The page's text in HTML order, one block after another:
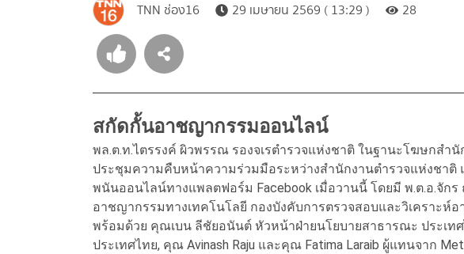
TNN ช่อง16 29 เมษายน 2569 ( 13:29 ) 28
สกัดกั้นอาชญากรรมออนไลน์
พล.ต.ท.ไตรรงค์ ผิวพรรณ รองจเรตำรวจแห่งชาติ ในฐานะโฆษกสำนั
ประชุมความคืบหน้าความร่วมมือระหว่างสำนักงานตำรวจแห่งชาติ
พนันออนไลน์ทางแพลตฟอร์ม Facebook เมื่อวานนี้ โดยมี พ.ต.อ.จัก
อาชญากรรมทางเทคโนโลยี กองบังคับการตรวจสอบและวิเคราะห์
พร้อมด้วย คุณเบน ลีชัยอนันต์ หัวหน้าฝ่ายนโยบายสาธารณะ ประเท
ประเทศไทย, คุณ Avinash Raju และคุณ Fatima Laraib ผู้แทนจาก